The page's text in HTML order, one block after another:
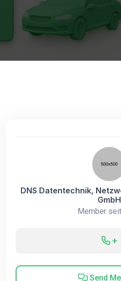
DNS Datentechnik,
GmbH
Member
+
Send